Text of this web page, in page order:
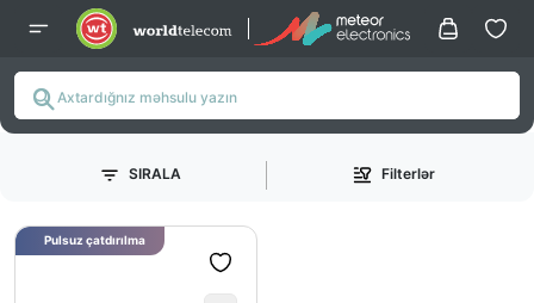
SIRALA Filterlər
Pulsuz çatdırılma